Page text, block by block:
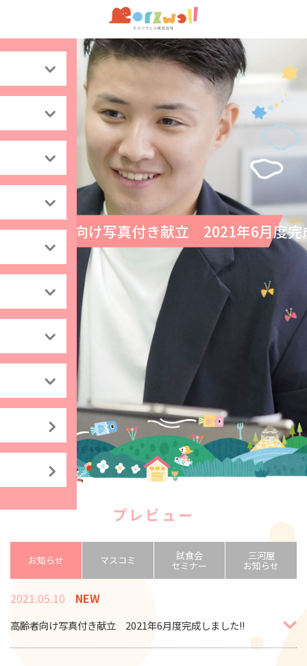
高齢者向け写真付き献立 2021年6月度完
プレビュー
お知らせ マスコミ 試食会
セミナー
三河屋
お知らせ
2021.05.10 NEW
高齢者向け写真付き献立 2021年6月度完成しました!!